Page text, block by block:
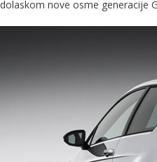
dolaskom nove osme generacije